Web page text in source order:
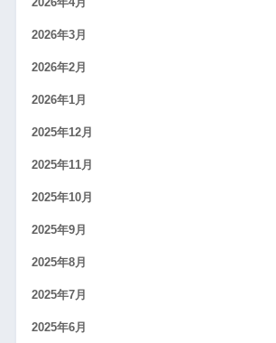
2026年4月
2026年3月
2026年2月
2026年1月
2025年12月
2025年11月
2025年10月
2025年9月
2025年8月
2025年7月
2025年6月